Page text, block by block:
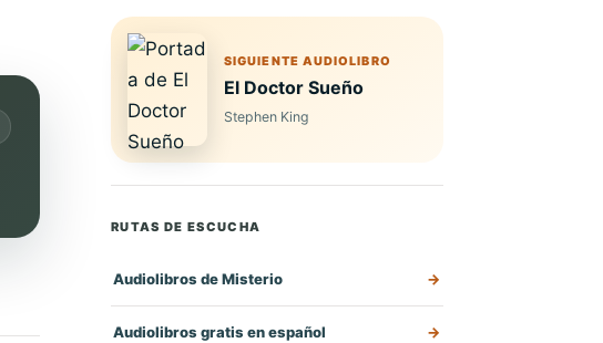
SIGUIENTE AUDIOLIBRO
El Doctor Sueño
Stephen King
RUTAS DE ESCUCHA
Audiolibros de Misterio
Audiolibros gratis en español